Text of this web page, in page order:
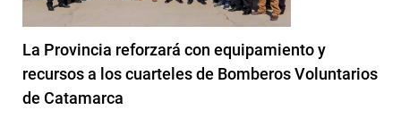
La Provincia reforzará con equipamiento y
recursos a los cuarteles de Bomberos Voluntarios
de Catamarca